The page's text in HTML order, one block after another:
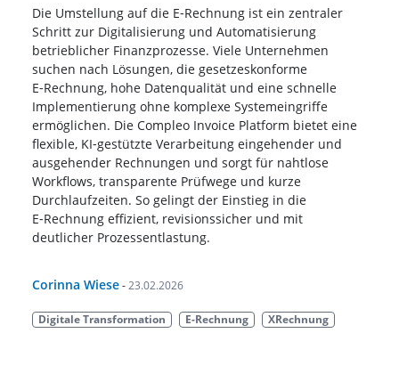
Die Umstellung auf die E‑Rechnung ist ein zentraler
Schritt zur Digitalisierung und Automatisierung
betrieblicher Finanzprozesse. Viele Unternehmen
suchen nach Lösungen, die gesetzeskonforme
E‑Rechnung, hohe Datenqualität und eine schnelle
Implementierung ohne komplexe Systemeingriffe
ermöglichen. Die Compleo Invoice Platform bietet eine
flexible, KI‑gestützte Verarbeitung eingehender und
ausgehender Rechnungen und sorgt für nahtlose
Workflows, transparente Prüfwege und kurze
Durchlaufzeiten. So gelingt der Einstieg in die
E‑Rechnung effizient, revisionssicher und mit
deutlicher Prozessentlastung.
Corinna Wiese - 23.02.2026
Digitale Transformation E-Rechnung XRechnung